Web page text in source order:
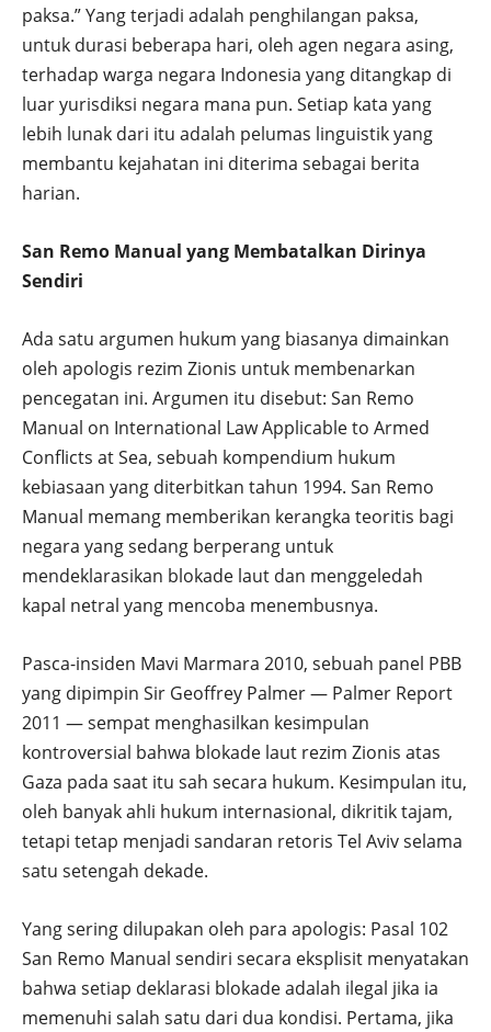
paksa.” Yang terjadi adalah penghilangan paksa,
untuk durasi beberapa hari, oleh agen negara asing,
terhadap warga negara Indonesia yang ditangkap di
luar yurisdiksi negara mana pun. Setiap kata yang
lebih lunak dari itu adalah pelumas linguistik yang
membantu kejahatan ini diterima sebagai berita
harian.
San Remo Manual yang Membatalkan Dirinya
Sendiri
Ada satu argumen hukum yang biasanya dimainkan
oleh apologis rezim Zionis untuk membenarkan
pencegatan ini. Argumen itu disebut: San Remo
Manual on International Law Applicable to Armed
Conflicts at Sea, sebuah kompendium hukum
kebiasaan yang diterbitkan tahun 1994. San Remo
Manual memang memberikan kerangka teoritis bagi
negara yang sedang berperang untuk
mendeklarasikan blokade laut dan menggeledah
kapal netral yang mencoba menembusnya.
Pasca-insiden Mavi Marmara 2010, sebuah panel PBB
yang dipimpin Sir Geoffrey Palmer — Palmer Report
2011 — sempat menghasilkan kesimpulan
kontroversial bahwa blokade laut rezim Zionis atas
Gaza pada saat itu sah secara hukum. Kesimpulan itu,
oleh banyak ahli hukum internasional, dikritik tajam,
tetapi tetap menjadi sandaran retoris Tel Aviv selama
satu setengah dekade.
Yang sering dilupakan oleh para apologis: Pasal 102
San Remo Manual sendiri secara eksplisit menyatakan
bahwa setiap deklarasi blokade adalah ilegal jika ia
memenuhi salah satu dari dua kondisi. Pertama, jika